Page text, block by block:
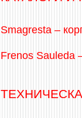
Smagresta –
Frenos Sauleda